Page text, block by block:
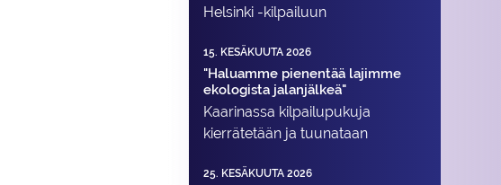
Helsinki -kilpailuun
15. KESÄKUUTA 2026
"Haluamme pienentää lajimme
ekologista jalanjälkeä"
Kaarinassa kilpailupukuja
kierrätetään ja tuunataan
25. KESÄKUUTA 2026